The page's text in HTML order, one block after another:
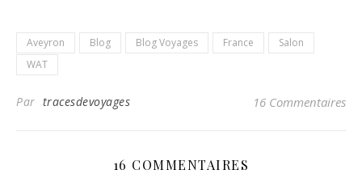
Aveyron Blog Blog Voyages France
Salon
WAT
Par tracesdevoyages 16 Commentaires
16 COMMENTAIRES